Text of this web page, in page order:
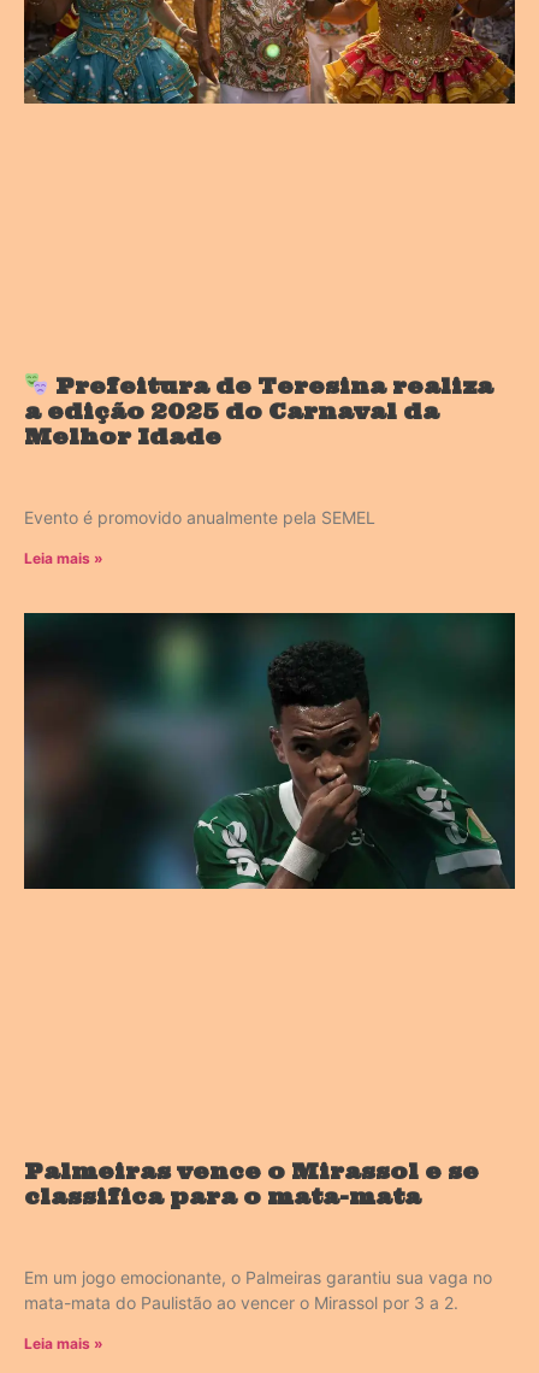
Prefeitura de Teresina realiza
a edição 2025 do Carnaval da
Melhor Idade
Evento é promovido anualmente pela SEMEL
Leia mais »
Palmeiras vence o Mirassol e se
classifica para o mata-mata
Em um jogo emocionante, o Palmeiras garantiu sua vaga no
mata-mata do Paulistão ao vencer o Mirassol por 3 a 2.
Leia mais »